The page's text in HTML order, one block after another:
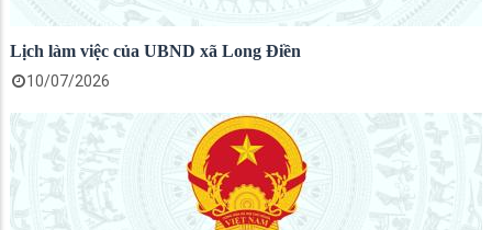
Lịch làm việc của UBND xã Long Điền
10/07/2026